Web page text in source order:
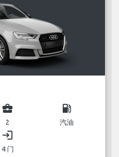
business_center
2
local_gas_station
汽油
login
4 门